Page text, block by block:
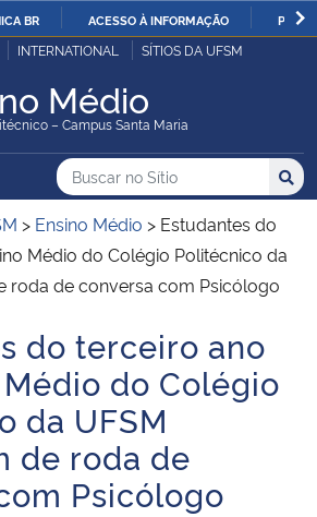
IR
O
BR ACESSO À INFORMAÇÃO
Pública
e Abastecimento
INTERNATIONAL SÍTIOS DA UFSM
Médio
– Campus Santa Maria
do Sítio
Busca
Buscar no no Sítio
Busca:
> Ensino Médio > Estudantes do
Médio do Colégio Politécnico da
roda de conversa com Psicólogo
do terceiro ano
do Colégio
da UFSM
de roda de
Psicólogo